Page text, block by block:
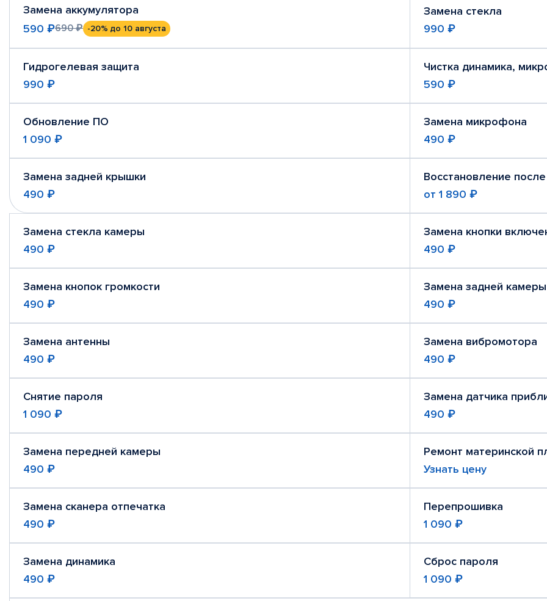
Замена аккумулятора
590 ₽690 ₽ -20% до 10 августа
Замена стекла
990 ₽
Гидрогелевая защита
990 ₽
Чистка динамика,
590 ₽
Обновление ПО
1 090 ₽
Замена микрофона
490 ₽
Замена задней крышки
490 ₽
Восстановление
от 1 890 ₽
Замена стекла камеры
490 ₽
Замена кнопки
490 ₽
Замена кнопок громкости
490 ₽
Замена задней камеры
490 ₽
Замена антенны
490 ₽
Замена вибромотора
490 ₽
Снятие пароля
1 090 ₽
Замена датчика
490 ₽
Замена передней камеры
490 ₽
Ремонт материнской
Узнать цену
Замена сканера отпечатка
490 ₽
Перепрошивка
1 090 ₽
Замена динамика
490 ₽
Сброс пароля
1 090 ₽